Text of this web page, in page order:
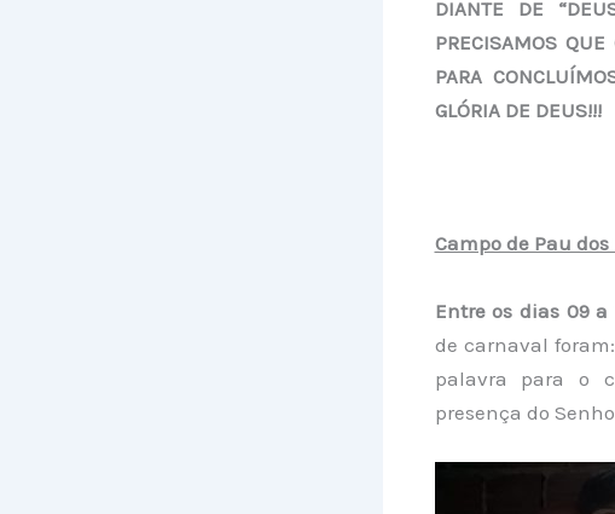
DIANTE DE
PRECISAMOS
PARA
GLÓRIA DE DEUS!!!
Campo de Pau dos
Entre os dias 09 a
de carnaval
palavra para o
presença do